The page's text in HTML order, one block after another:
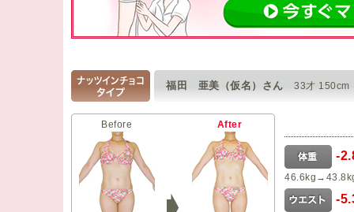
福田 亜美（仮名）さん 33才 150cm
Before After
-
-